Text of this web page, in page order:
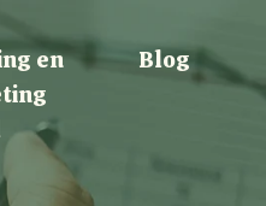
en
Blog